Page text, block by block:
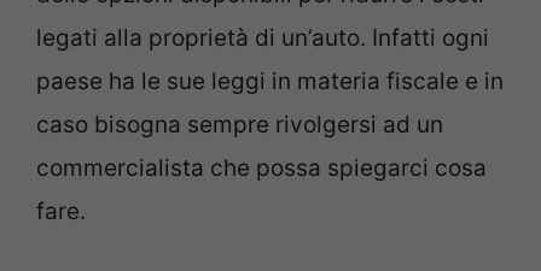
legati alla proprietà di un’auto. Infatti ogni
paese ha le sue leggi in materia fiscale e in
caso bisogna sempre rivolgersi ad un
commercialista che possa spiegarci cosa
fare.